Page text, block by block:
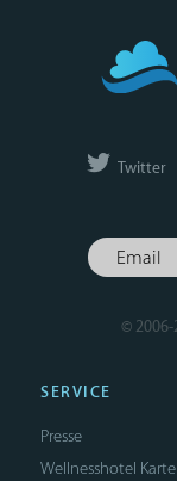
Twitter
© 2006-
SERVICE
Presse
Wellnesshotel Karte